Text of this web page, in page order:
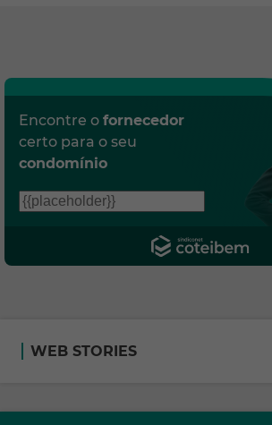
Encontre o fornecedor
certo para o seu
condomínio
WEB STORIES